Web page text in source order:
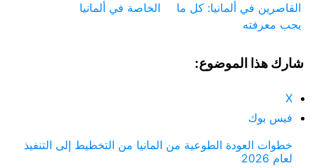
القاصرين في ألمانيا: كل ما
يجب معرفته
الخاصة في ألمانيا
شارك هذا الموضوع:
X
فيس بوك
خطوات العودة الطوعية من المانيا من التخطيط إلى التنفيذ
لعام 2026